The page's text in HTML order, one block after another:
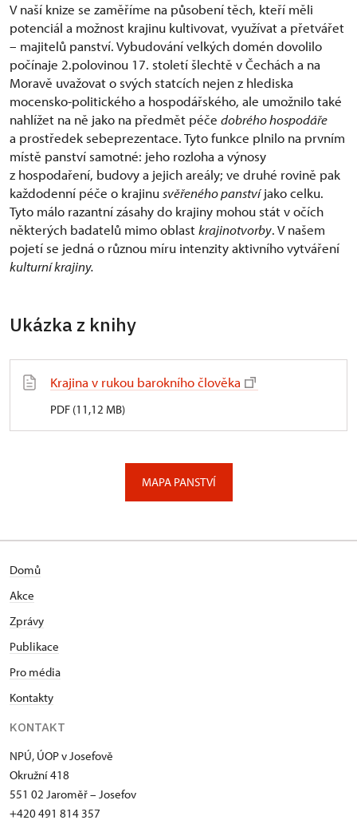
V naší knize se zaměříme na působení těch, kteří měli
potenciál a možnost krajinu kultivovat, využívat a přetvářet
– majitelů panství. Vybudování velkých domén dovolilo
počínaje 2.polovinou 17. století šlechtě v Čechách a na
Moravě uvažovat o svých statcích nejen z hlediska
mocensko-politického a hospodářského, ale umožnilo také
nahlížet na ně jako na předmět péče dobrého hospodáře
a prostředek sebeprezentace. Tyto funkce plnilo na prvním
místě panství samotné: jeho rozloha a výnosy
z hospodaření, budovy a jejich areály; ve druhé rovině pak
každodenní péče o krajinusvěřeného panstvíjako celku.
Tyto málo razantní zásahy do krajiny mohou stát v očích
některých badatelů mimo oblastkrajinotvorby. V našem
pojetí se jedná o různou míru intenzity aktivního vytváření
kulturní krajiny.
Ukázka z knihy
Krajina v rukou barokního člověka
PDF (11,12 MB)
MAPA PANSTVÍ
Domů
Akce
Zprávy
Publikace
Pro média
Kontakty
KONTAKT
NPÚ, ÚOP v Josefově
Okružní 418
551 02 Jaroměř – Josefov
+420 491 814 357